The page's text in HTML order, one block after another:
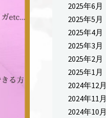
2025年6月
2025年5月
2025年4月
2025年3月
2025年2月
2025年1月
2024年12月
2024年11月
2024年10月